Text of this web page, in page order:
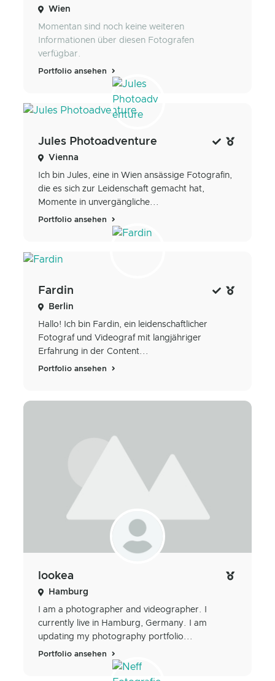
Wien
Momentan sind noch keine weiteren
Informationen über diesen Fotografen
verfügbar.
Portfolio ansehen
Jules Photoadventure
Vienna
Ich bin Jules, eine in Wien ansässige Fotografin,
die es sich zur Leidenschaft gemacht hat,
Momente in unvergängliche...
Portfolio ansehen
Fardin
Berlin
Hallo! Ich bin Fardin, ein leidenschaftlicher
Fotograf und Videograf mit langjähriger
Erfahrung in der Content...
Portfolio ansehen
lookea
Hamburg
I am a photographer and videographer. I
currently live in Hamburg, Germany. I am
updating my photography portfolio...
Portfolio ansehen